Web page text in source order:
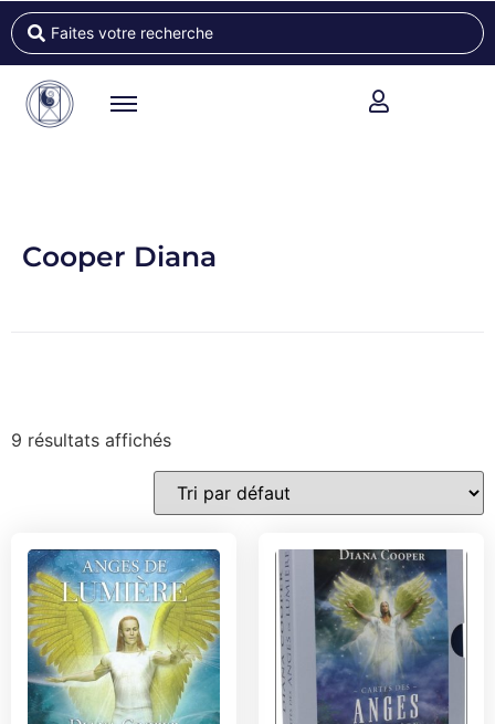
Cooper Diana
9 résultats affichés